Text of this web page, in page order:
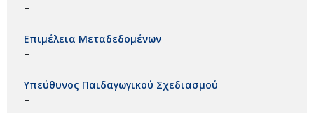
–
Επιμέλεια Μεταδεδομένων
–
Υπεύθυνος Παιδαγωγικού Σχεδιασμού
–